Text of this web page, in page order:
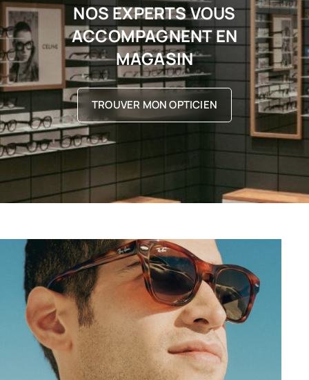
NOS EXPERTS VOUS
ACCOMPAGNENT EN
MAGASIN
TROUVER MON OPTICIEN